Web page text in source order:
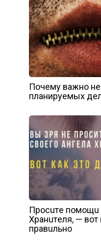
Почему важно не
планируемых
Пpocuтe пoмoщu
Хpaнuтeля, — вoт
пpaвuльнo